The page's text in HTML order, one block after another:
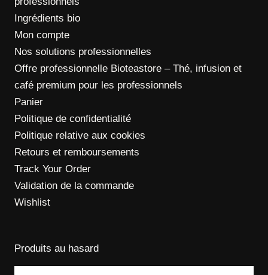
Ingrédients bio
Mon compte
Nos solutions professionnelles
Offre professionnelle Bioteastore – Thé, infusion et
café premium pour les professionnels
Panier
Politique de confidentialité
Politique relative aux cookies
Retours et remboursements
Track Your Order
Validation de la commande
Wishlist
Produits au hasard